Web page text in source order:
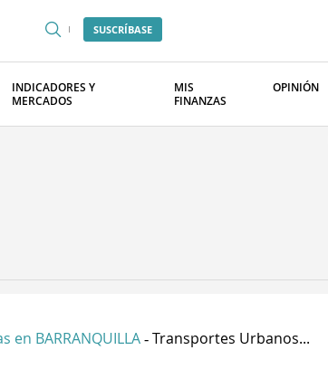
SUSCRÍBASE
INDICADORES Y
MERCADOS
MIS
FINANZAS
OPINIÓN
en BARRANQUILLA - Transportes Urbanos...